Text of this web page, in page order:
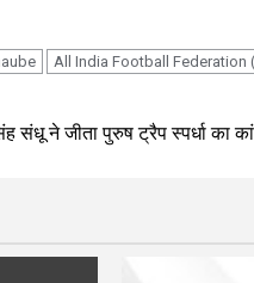
All India Football Federation
संधू ने जीता पुरुष ट्रैप स्पर्धा का